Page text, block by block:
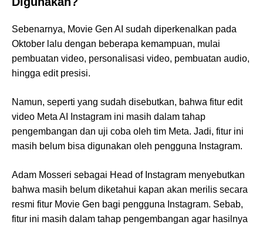
Sebenarnya, Movie Gen AI sudah diperkenalkan pada
Oktober lalu dengan beberapa kemampuan, mulai
pembuatan video, personalisasi video, pembuatan audio,
hingga edit presisi.
Namun, seperti yang sudah disebutkan, bahwa fitur edit
video Meta AI Instagram ini masih dalam tahap
pengembangan dan uji coba oleh tim Meta. Jadi, fitur ini
masih belum bisa digunakan oleh pengguna Instagram.
Adam Mosseri sebagai Head of Instagram menyebutkan
bahwa masih belum diketahui kapan akan merilis secara
resmi fitur Movie Gen bagi pengguna Instagram. Sebab,
fitur ini masih dalam tahap pengembangan agar hasilnya